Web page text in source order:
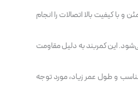
با کیفیت بالا اتصالات را انجام
این کمربند به دلیل مقاومت
و طول عمر زیاد، مورد توجه